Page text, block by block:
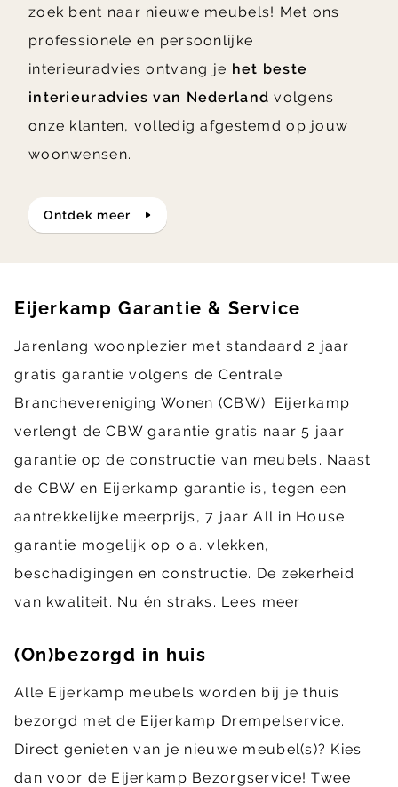
zoek bent naar nieuwe meubels! Met ons
professionele en persoonlijke
interieuradvies ontvang je het beste
interieuradvies van Nederland volgens
onze klanten, volledig afgestemd op jouw
woonwensen.
ontdek meer
Eijerkamp Garantie & Service
Jarenlang woonplezier met standaard 2 jaar
gratis garantie volgens de Centrale
Branchevereniging Wonen (CBW). Eijerkamp
verlengt de CBW garantie gratis naar 5 jaar
garantie op de constructie van meubels. Naast
de CBW en Eijerkamp garantie is, tegen een
aantrekkelijke meerprijs, 7 jaar All in House
garantie mogelijk op o.a. vlekken,
beschadigingen en constructie. De zekerheid
van kwaliteit. Nu én straks. Lees meer
(On)bezorgd in huis
Alle Eijerkamp meubels worden bij je thuis
bezorgd met de Eijerkamp Drempelservice.
Direct genieten van je nieuwe meubel(s)? Kies
dan voor de Eijerkamp Bezorgservice! Twee